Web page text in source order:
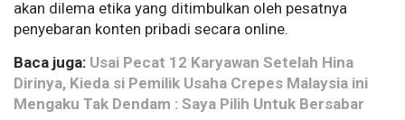
akan dilema etika yang ditimbulkan oleh pesatnya
penyebaran konten pribadi secara online.
Baca juga: Usai Pecat 12 Karyawan Setelah Hina
Dirinya, Kieda si Pemilik Usaha Crepes Malaysia ini
Mengaku Tak Dendam : Saya Pilih Untuk Bersabar